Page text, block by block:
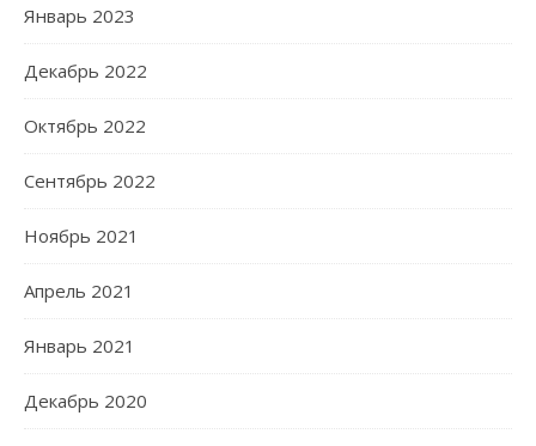
Январь 2023
Декабрь 2022
Октябрь 2022
Сентябрь 2022
Ноябрь 2021
Апрель 2021
Январь 2021
Декабрь 2020